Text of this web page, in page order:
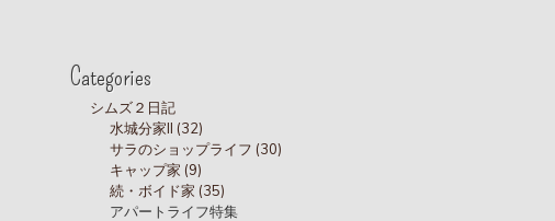
Categories
シムズ２日記
水城分家II (32)
サラのショップライフ (30)
キャップ家 (9)
続・ボイド家 (35)
アパートライフ特集